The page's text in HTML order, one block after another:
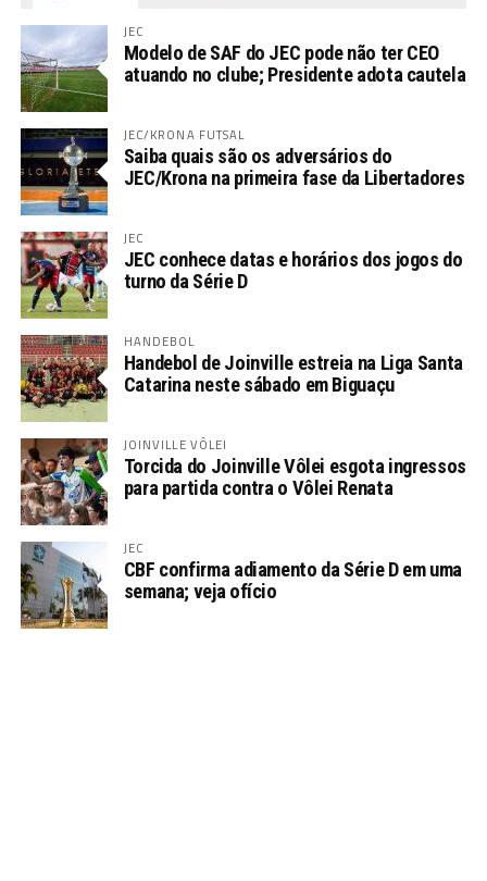
JEC
Modelo de SAF do JEC pode não ter CEO
atuando no clube; Presidente adota cautela
JEC/KRONA FUTSAL
Saiba quais são os adversários do
JEC/Krona na primeira fase da Libertadores
JEC
JEC conhece datas e horários dos jogos do
turno da Série D
HANDEBOL
Handebol de Joinville estreia na Liga Santa
Catarina neste sábado em Biguaçu
JOINVILLE VÔLEI
Torcida do Joinville Vôlei esgota ingressos
para partida contra o Vôlei Renata
JEC
CBF confirma adiamento da Série D em uma
semana; veja ofício